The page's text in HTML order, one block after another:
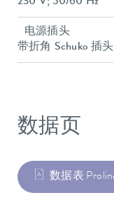
电源插头
带折角 Schuko 插
数据页
数据表